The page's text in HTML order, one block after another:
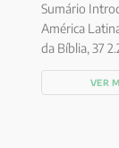
Sumário
América
da Bíblia, 37
como
Palavra de
VER